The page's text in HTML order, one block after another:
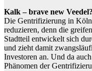
Kalk – brave new Veedel?
Die Gentrifizierung in Köln
reduzieren, denn die
Stadtteil entwickelt sich
und zieht damit
Investoren an. Und da
Phänomen der